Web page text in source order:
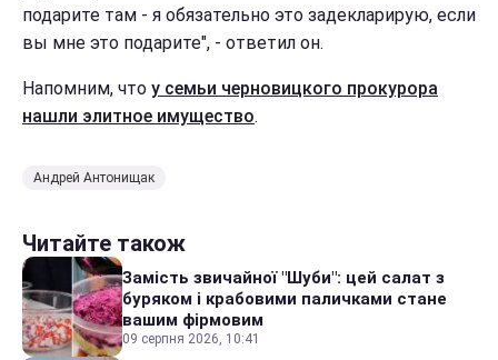
подарите там - я обязательно это задекларирую, если
вы мне это подарите", - ответил он.
Напомним, что у семьи черновицкого прокурора
нашли элитное имущество.
Андрей Антонищак
Читайте також
Замість звичайної "Шуби": цей салат з
буряком і крабовими паличками стане
вашим фірмовим
09 серпня 2026, 10:41